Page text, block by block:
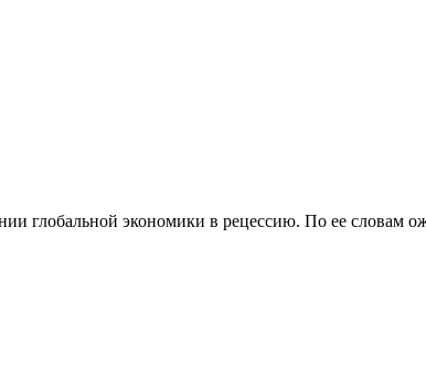
глобальной экономики в рецессию. По ее словам